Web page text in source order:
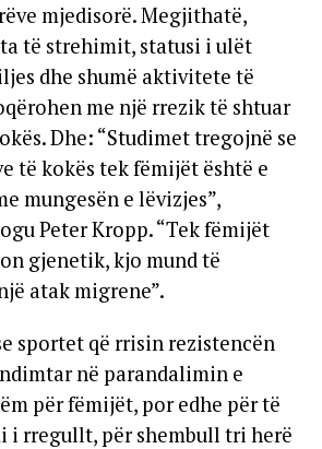
mjedisorë. Megjithatë,
të strehimit, statusi i ulët
dhe shumë aktivitete të
me një rrezik të shtuar
Dhe: “Studimet tregojnë se
të kokës tek fëmijët është e
mungesën e lëvizjes”,
Peter Kropp. “Tek fëmijët
gjenetik, kjo mund të
atak migrene”.
sportet që rrisin rezistencën
në parandalimin e
për fëmijët, por edhe për të
i rregullt, për shembull tri herë